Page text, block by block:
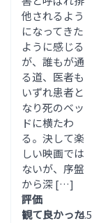
他されるよう
になってきた
ように感じる
が、誰もが通
る道、医者も
いずれ患者と
なり死のベッ
ドに横たわ
る。決して楽
しい映画では
ないが、序盤
から深 […]
評価
観て良かった4.5